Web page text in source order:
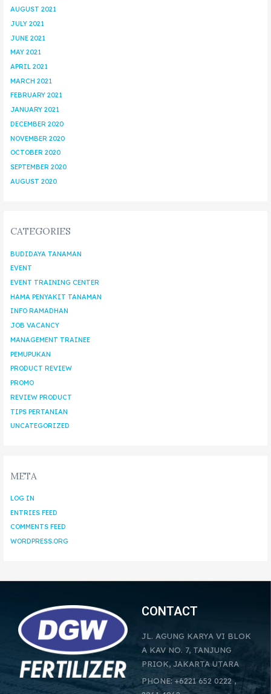
AUGUST 2021
JULY 2021
JUNE 2021
MAY 2021
APRIL 2021
MARCH 2021
FEBRUARY 2021
JANUARY 2021
DECEMBER 2020
NOVEMBER 2020
OCTOBER 2020
SEPTEMBER 2020
AUGUST 2020
CATEGORIES
BUDIDAYA TANAMAN
EVENT
EVENT TRAINING CENTER
HAMA PENYAKIT TANAMAN
INFO RAMADHAN
JOB VACANCY
MANAGEMENT TRAINEE
PEMUPUKAN
PRODUCT REVIEW
PROMO
REVIEW PRODUCT
TIPS PERTANIAN
UNCATEGORIZED
META
LOG IN
ENTRIES FEED
COMMENTS FEED
WORDPRESS.ORG
CONTACT
JL. AGUNG KARYA VI BLOK
A KAV NO. 7, TANJUNG
PRIOK, JAKARTA UTARA
PHONE: +6221 652 0222 ,